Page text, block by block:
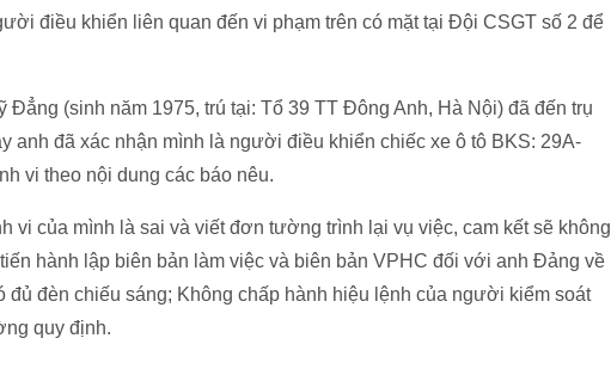
điều khiển liên quan đến vi phạm trên có mặt tại Đội CSGT số 2 để
Đẳng (sinh năm 1975, trú tại: Tổ 39 TT Đông Anh, Hà Nội) đã đến trụ
anh đã xác nhận mình là người điều khiển chiếc xe ô tô BKS: 29A-
vi theo nội dung các báo nêu.
vi của mình là sai và viết đơn tường trình lại vụ việc, cam kết sẽ không
hành lập biên bản làm việc và biên bản VPHC đối với anh Đảng về
đủ đèn chiếu sáng; Không chấp hành hiệu lệnh của người kiểm soát
quy định.